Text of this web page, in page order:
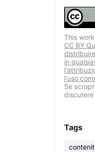
This
CC BY
in
l'uso
Se
discutere
Tags